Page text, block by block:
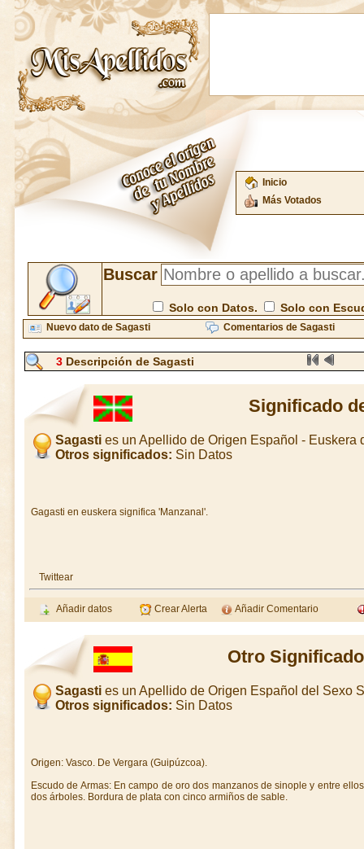
Inicio
Más Votados
Buscar
Solo con Datos. Solo con
Nuevo dato de Sagasti Comentarios de Sagasti
3Descripción de Sagasti
Significado
Sagasti es un Apellido de Origen Español - Euskera
Otros significados: Sin Datos
Gagasti en euskera significa 'Manzanal'.
Twittear
Añadir datos Crear Alerta Añadir Comentario
Otro
Sagasti es un Apellido de Origen Español del Sexo
Otros significados: Sin Datos
Origen: Vasco. De Vergara (Guipúzcoa).
Escudo de Armas: En campo de oro dos manzanos de sinople y entre
dos árboles. Bordura de plata con cinco armiños de sable.